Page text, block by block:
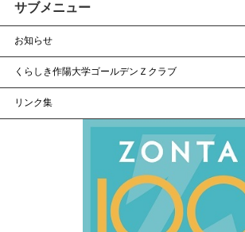
サブメニュー
お知らせ
くらしき作陽大学ゴールデンＺクラブ
リンク集